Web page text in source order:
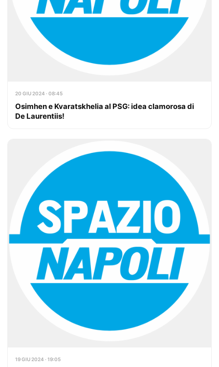
20 GIU 2024 · 08:45
Osimhen e Kvaratskhelia al PSG: idea clamorosa di
De Laurentiis!
19 GIU 2024 · 19:05